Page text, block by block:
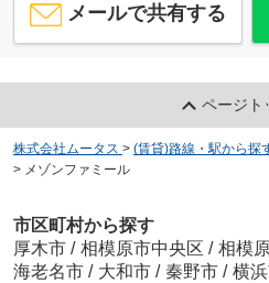
メールで共有する
ページト
株式会社ムータス > (賃貸)路線・駅から探
> メゾンファミール
市区町村から探す
厚木市 / 相模原市中央区 / 相模
海老名市 / 大和市 / 秦野市 / 横